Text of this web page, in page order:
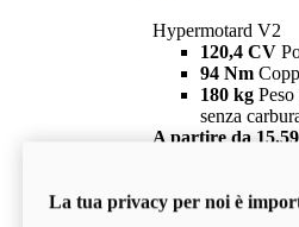
Hypermotard V2
120,4 CV
94 Nm
180 kg
senza
A partire da
V2 SP
La tua privacy per noi è